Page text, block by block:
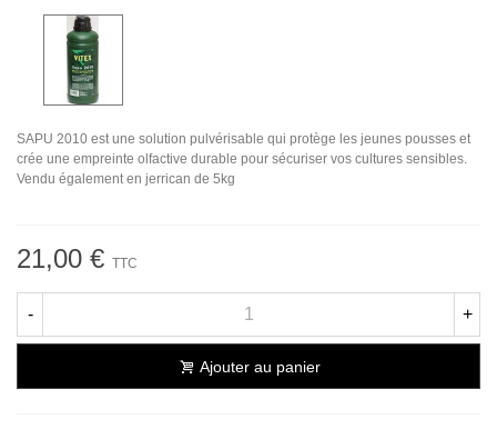
SAPU 2010 est une solution pulvérisable qui protège les jeunes pousses et
crée une empreinte olfactive durable pour sécuriser vos cultures sensibles.
Vendu également en jerrican de 5kg
21,00 € TTC
- +
Ajouter au panier